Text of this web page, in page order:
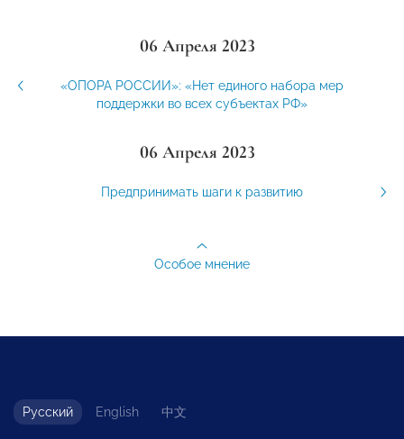
06 Апреля 2023
«ОПОРА РОССИИ»: «Нет единого набора мер
поддержки во всех субъектах РФ»
06 Апреля 2023
Предпринимать шаги к развитию
Особое мнение
Русский English 中文